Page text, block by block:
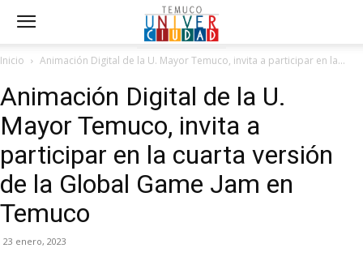
Inicio Animación Digital de la U. Mayor Temuco, invita a participar en la...
Animación Digital de la U.
Mayor Temuco, invita a
participar en la cuarta versión
de la Global Game Jam en
Temuco
23 enero, 2023